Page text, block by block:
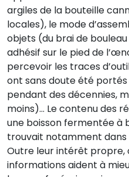
argiles de la bouteille
locales), le mode
objets (du brai de
adhésif sur le pied de
percevoir les traces
ont sans doute été
pendant des décennies,
moins)… Le contenu des
une boisson fermentée à
trouvait notamment dans
Outre leur intérêt propre,
informations aident à